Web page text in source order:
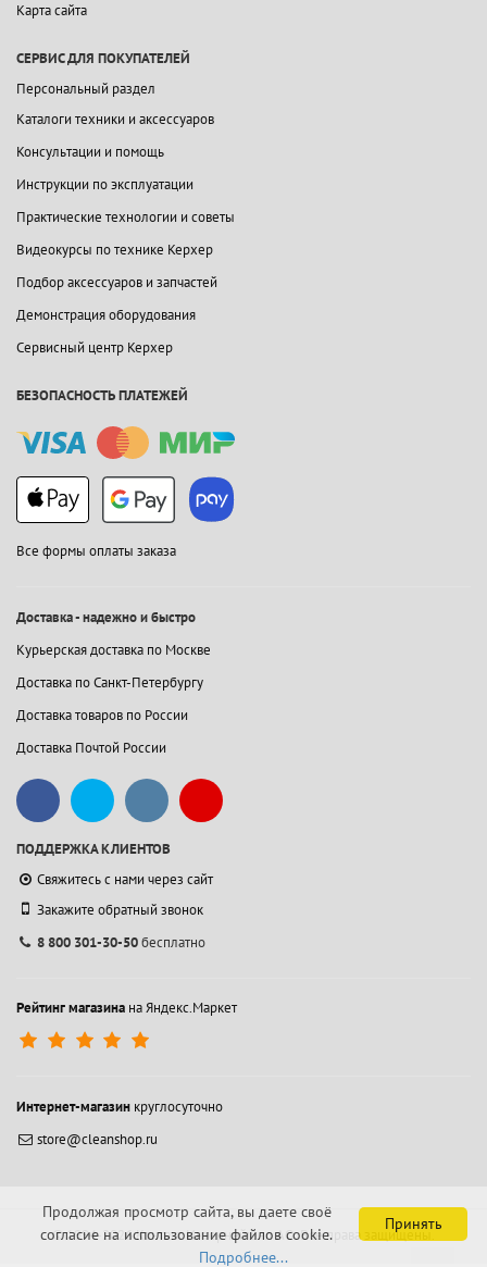
Карта сайта
СЕРВИС ДЛЯ ПОКУПАТЕЛЕЙ
Персональный раздел
Каталоги техники и аксессуаров
Консультации и помощь
Инструкции по эксплуатации
Практические технологии и советы
Видеокурсы по технике Керхер
Подбор аксессуаров и запчастей
Демонстрация оборудования
Сервисный центр Керхер
БЕЗОПАСНОСТЬ ПЛАТЕЖЕЙ
Все формы оплаты заказа
Доставка - надежно и быстро
Курьерская доставка по Москве
Доставка по Санкт-Петербургу
Доставка товаров по России
Доставка Почтой России
ПОДДЕРЖКА КЛИЕНТОВ
Свяжитесь с нами через сайт
Закажите обратный звонок
8 800 301-30-50бесплатно
Рейтинг магазина на Яндекс.Маркет
Интернет-магазин круглосуточно
store@cleanshop.ru
© 1994-2026 Контакт Интернейшнл АО.Все права защищены.
Принять
Продолжая просмотр сайта, вы даете своё
согласие на использование файлов cookie.
Подробнее...